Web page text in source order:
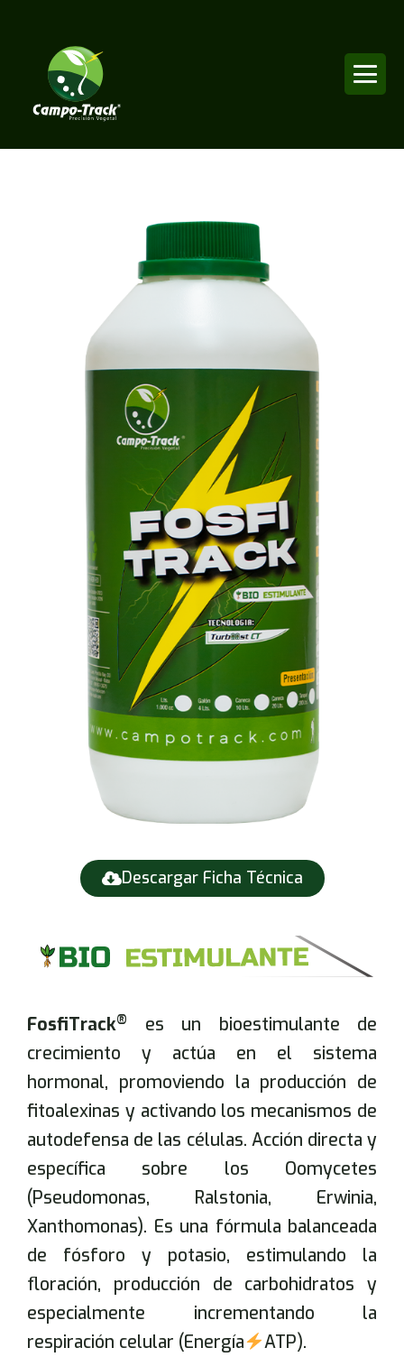
Descargar Ficha Técnica
FosfiTrack®
es un bioestimulante de
crecimiento y actúa en el sistema
hormonal, promoviendo la producción de
fitoalexinas y activando los mecanismos de
autodefensa de las células. Acción directa y
específica sobre los Oomycetes
(Pseudomonas, Ralstonia, Erwinia,
Xanthomonas). Es una fórmula balanceada
de fósforo y potasio, estimulando la
floración, producción de carbohidratos y
especialmente incrementando la
respiración celular (Energía
ATP).